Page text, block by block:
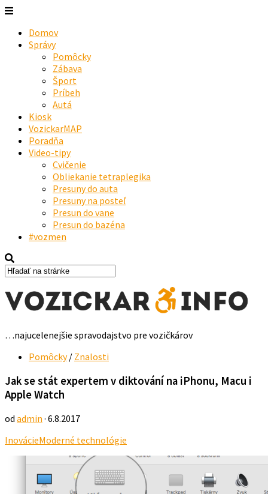
Domov
Správy
Pomôcky
Zábava
Šport
Príbeh
Autá
Kiosk
VozickarMAP
Poradňa
Video-tipy
Cvičenie
Obliekanie tetraplegika
Presuny do auta
Presuny na posteľ
Presun do vane
Presun do bazéna
#vozmen
…najucelenejšie spravodajstvo pre vozičkárov
Pomôcky / Znalosti
Jak se stát expertem v diktování na iPhonu, Macu i
Apple Watch
od admin · 6.8.2017
InovácieModerné technológie